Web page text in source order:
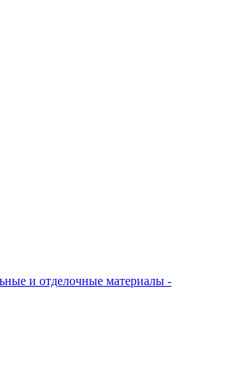
и отделочные материалы -